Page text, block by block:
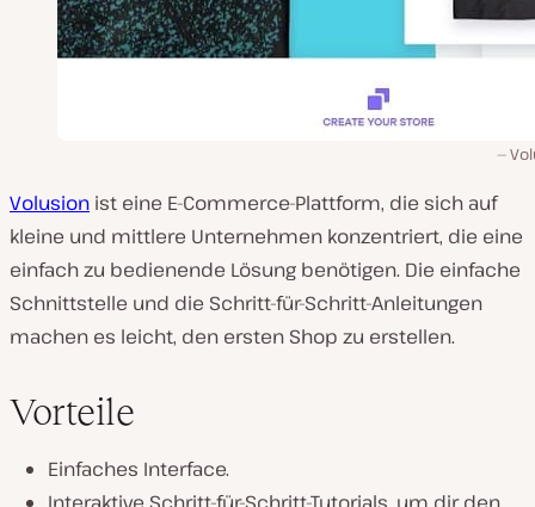
Volusion ist eine E-Commerce-Plattform, die sich auf
kleine und mittlere Unternehmen konzentriert, die eine
einfach zu bedienende Lösung benötigen. Die einfache
Schnittstelle und die Schritt-für-Schritt-Anleitungen
machen es leicht, den ersten Shop zu erstellen.
Vorteile
Einfaches Interface.